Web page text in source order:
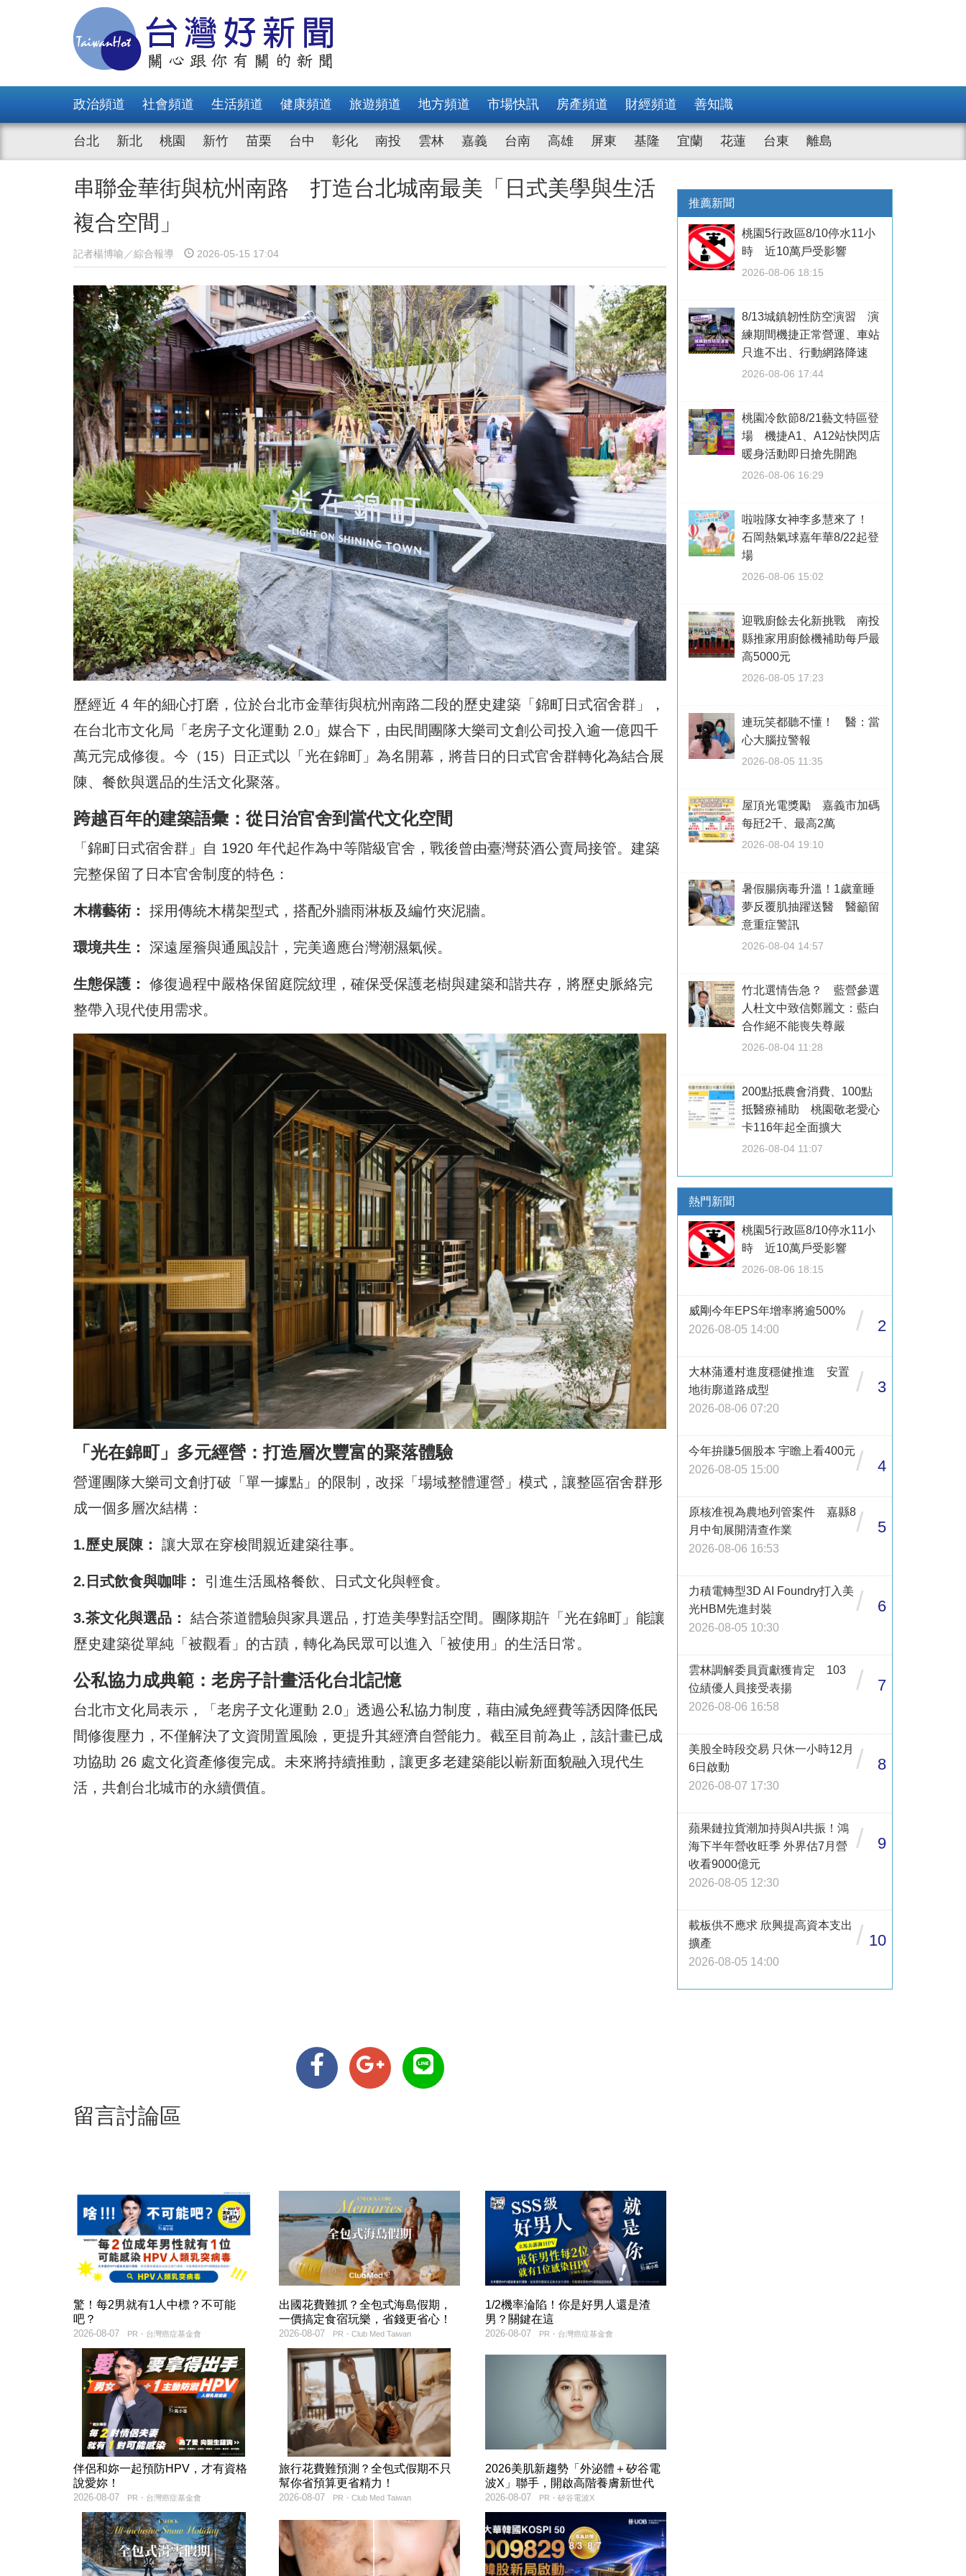
政治頻道 社會頻道 生活頻道 健康頻道 旅遊頻道 地方頻道 市場快訊 房產頻道 財經頻道 善知識
台北 新北 桃園 新竹 苗栗 台中 彰化 南投 雲林 嘉義 台南 高雄 屏東 基隆 宜蘭 花蓮 台東 離島
串聯金華街與杭州南路 打造台北城南最美「日式美學與生活
複合空間」
記者楊博喻／綜合報導 2026-05-15 17:04
歷經近 4 年的細心打磨，位於台北市金華街與杭州南路二段的歷史建築「錦町日式宿舍群」，
在台北市文化局「老房子文化運動 2.0」媒合下，由民間團隊大樂司文創公司投入逾一億四千
萬元完成修復。今（15）日正式以「光在錦町」為名開幕，將昔日的日式官舍群轉化為結合展
陳、餐飲與選品的生活文化聚落。
跨越百年的建築語彙：從日治官舍到當代文化空間
「錦町日式宿舍群」自 1920 年代起作為中等階級官舍，戰後曾由臺灣菸酒公賣局接管。建築
完整保留了日本官舍制度的特色：
木構藝術： 採用傳統木構架型式，搭配外牆雨淋板及編竹夾泥牆。
環境共生： 深遠屋簷與通風設計，完美適應台灣潮濕氣候。
生態保護：
修復過程中嚴格保留庭院紋理，確保受保護老樹與建築和諧共存，將歷史脈絡完
整帶入現代使用需求。
「光在錦町」多元經營：打造層次豐富的聚落體驗
營運團隊大樂司文創打破「單一據點」的限制，改採「場域整體運營」模式，讓整區宿舍群形
成一個多層次結構：
1.歷史展陳： 讓大眾在穿梭間親近建築往事。
2.日式飲食與咖啡： 引進生活風格餐飲、日式文化與輕食。
3.茶文化與選品：
結合茶道體驗與家具選品，打造美學對話空間。團隊期許「光在錦町」能讓
歷史建築從單純「被觀看」的古蹟，轉化為民眾可以進入「被使用」的生活日常。
公私協力成典範：老房子計畫活化台北記憶
台北市文化局表示，「老房子文化運動 2.0」透過公私協力制度，藉由減免經費等誘因降低民
間修復壓力，不僅解決了文資閒置風險，更提升其經濟自營能力。截至目前為止，該計畫已成
功協助 26 處文化資產修復完成。未來將持續推動，讓更多老建築能以嶄新面貌融入現代生
活，共創台北城市的永續價值。
留言討論區
驚！每2男就有1人中標？不可能
吧？
PR・台灣癌症基金會
2026-08-07
出國花費難抓？全包式海島假期，
一價搞定食宿玩樂，省錢更省心！
PR・Club Med Taiwan
2026-08-07
1/2機率淪陷！你是好男人還是渣
男？關鍵在這
PR・台灣癌症基金會
2026-08-07
伴侶和妳一起預防HPV，才有資格
說愛妳！
PR・台灣癌症基金會
2026-08-07
旅行花費難預測？全包式假期不只
幫你省預算更省精力！
PR・Club Med Taiwan
2026-08-07
2026美肌新趨勢「外泌體＋矽谷電
波X」聯手，開啟高階養膚新世代
PR・矽谷電波X
2026-08-07
推薦新聞
桃園5行政區8/10停水11小
時 近10萬戶受影響
2026-08-06 18:15
8/13城鎮韌性防空演習 演
練期間機捷正常營運、車站
只進不出、行動網路降速
2026-08-06 17:44
桃園冷飲節8/21藝文特區登
場 機捷A1、A12站快閃店
暖身活動即日搶先開跑
2026-08-06 16:29
啦啦隊女神李多慧來了！
石岡熱氣球嘉年華8/22起登
場
2026-08-06 15:02
迎戰廚餘去化新挑戰 南投
縣推家用廚餘機補助每戶最
高5000元
2026-08-05 17:23
連玩笑都聽不懂！ 醫：當
心大腦拉警報
2026-08-05 11:35
屋頂光電獎勵 嘉義市加碼
每瓩2千、最高2萬
2026-08-04 19:10
暑假腸病毒升溫！1歲童睡
夢反覆肌抽躍送醫 醫籲留
意重症警訊
2026-08-04 14:57
竹北選情告急？ 藍營參選
人杜文中致信鄭麗文：藍白
合作絕不能喪失尊嚴
2026-08-04 11:28
200點抵農會消費、100點
抵醫療補助 桃園敬老愛心
卡116年起全面擴大
2026-08-04 11:07
熱門新聞
桃園5行政區8/10停水11小
時 近10萬戶受影響
2026-08-06 18:15
威剛今年EPS年增率將逾500%
2026-08-05 14:00
/ 2
大林蒲遷村進度穩健推進 安置
地街廓道路成型
2026-08-06 07:20
/ 3
今年拚賺5個股本 宇瞻上看400元
2026-08-05 15:00
/ 4
原核准視為農地列管案件 嘉縣8
月中旬展開清查作業
2026-08-06 16:53
/ 5
力積電轉型3D AI Foundry打入美
光HBM先進封裝
2026-08-05 10:30
/ 6
雲林調解委員貢獻獲肯定 103
位績優人員接受表揚
2026-08-06 16:58
/ 7
美股全時段交易 只休一小時12月
6日啟動
2026-08-07 17:30
/ 8
蘋果鏈拉貨潮加持與AI共振！鴻
海下半年營收旺季 外界估7月營
收看9000億元
2026-08-05 12:30
/ 9
載板供不應求 欣興提高資本支出
擴產
2026-08-05 14:00
/ 10